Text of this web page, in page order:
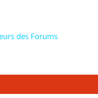
des Forums